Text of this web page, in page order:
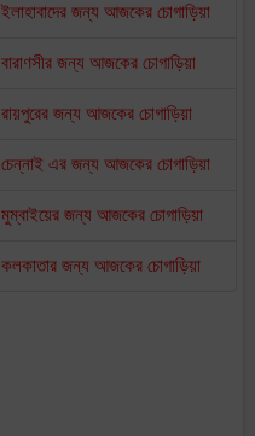
ইলাহাবাদের জন্য আজকের চোগাড়িয়া
বারাণসীর জন্য আজকের চোগাড়িয়া
রায়পুরের জন্য আজকের চোগাড়িয়া
চেন্নাই এর জন্য আজকের চোগাড়িয়া
মুম্বাইয়ের জন্য আজকের চোগাড়িয়া
কলকাতার জন্য আজকের চোগাড়িয়া